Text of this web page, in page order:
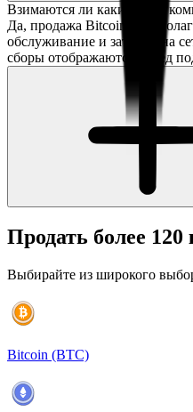
Взимаются ли какие-либо
Да, продажа Bitcoin
обслуживание и затраты на
сборы отображаются перед
Продать более
Выбирайте из широкого
Bitcoin (BTC)